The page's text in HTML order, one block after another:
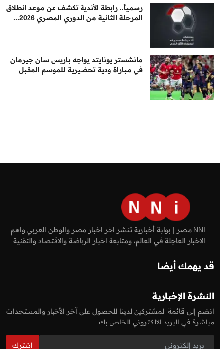
رسمياً.. رابطة الأندية تكشف عن موعد انطلاق
المرحلة الثانية من الدوري المصري 2026...
مانشستر يونايتد يواجه باريس سان جيرمان
في مباراة ودية تحضيرية للموسم المقبل
NNI مصر | بوابة أخبارية تنشر اخر اخبار مصر والوطن العربي واهم
الاخبار العاجلة في العالم، ومتابعة اخبار الرياضة والاقتصاد والتقنية.
قد يهمك أيضا
النشرة الإخبارية
انضم إلى قائمة المشتركين لدينا للحصول على آخر الأخبار والمستجدات
مباشرة في البريد الالكتروني الخاص بك
اشترك